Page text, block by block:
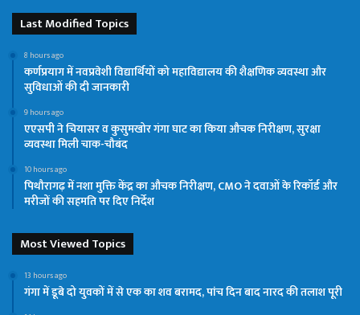
Last Modified Topics
8 hours ago
कर्णप्रयाग में नवप्रवेशी विद्यार्थियों को महाविद्यालय की शैक्षणिक व्यवस्था और
सुविधाओं की दी जानकारी
9 hours ago
एएसपी ने चियासर व कुसुमखोर गंगा घाट का किया औचक निरीक्षण, सुरक्षा
व्यवस्था मिली चाक-चौबंद
10 hours ago
पिथौरागढ़ में नशा मुक्ति केंद्र का औचक निरीक्षण, CMO ने दवाओं के रिकॉर्ड और
मरीजों की सहमति पर दिए निर्देश
Most Viewed Topics
13 hours ago
गंगा में डूबे दो युवकों में से एक का शव बरामद, पांच दिन बाद नारद की तलाश पूरी